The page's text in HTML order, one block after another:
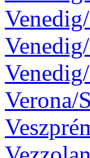
Verona/